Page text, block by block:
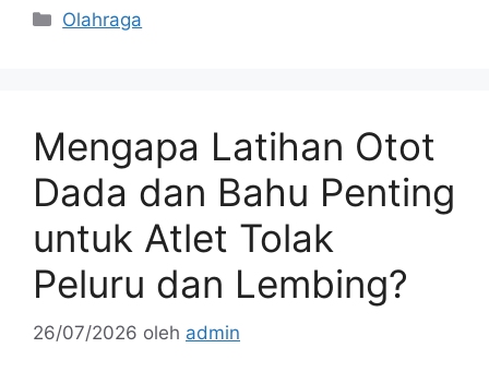
Kategori
Olahraga
Mengapa Latihan Otot
Dada dan Bahu Penting
untuk Atlet Tolak
Peluru dan Lembing?
26/07/2026 oleh admin